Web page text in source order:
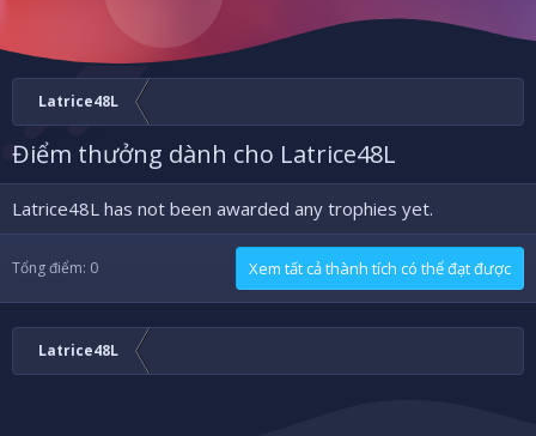
Latrice48L
Điểm thưởng dành cho Latrice48L
Latrice48L has not been awarded any trophies yet.
Tổng điểm: 0 Xem tất cả thành tích có thể đạt được
Latrice48L